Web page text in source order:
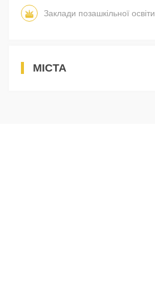
Заклади позашкільної освіти
МІСТА